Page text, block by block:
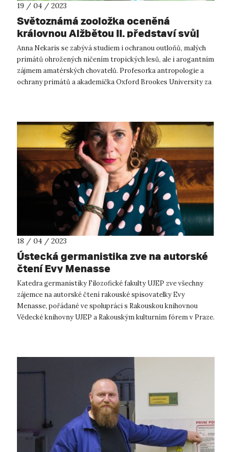
19 / 04 / 2023
Světoznámá zooložka oceněná
královnou Alžbětou II. představí svůj
výzkum studentům UJEP i veřejnosti
Anna Nekaris se zabývá studiem i ochranou outloňů, malých
primátů ohrožených ničením tropických lesů, ale i arogantním
zájmem amatérských chovatelů. Profesorka antropologie a
ochrany primátů a akademička Oxford Brookes University za
18 / 04 / 2023
Ústecká germanistika zve na autorské
čtení Evy Menasse
Katedra germanistiky Filozofické fakulty UJEP zve všechny
zájemce na autorské čtení rakouské spisovatelky Evy
Menasse, pořádané ve spolupráci s Rakouskou knihovnou
Vědecké knihovny UJEP a Rakouským kulturním fórem v Praze.